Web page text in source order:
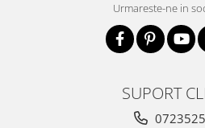
Urmareste-ne in
SUPORT